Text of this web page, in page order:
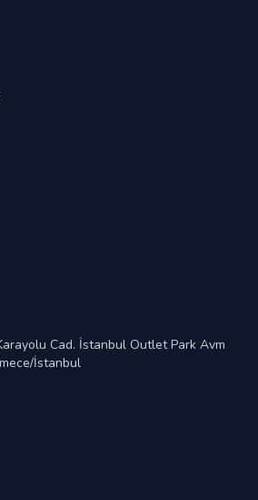
Cad. İstanbul Outlet Park Avm
İstanbul